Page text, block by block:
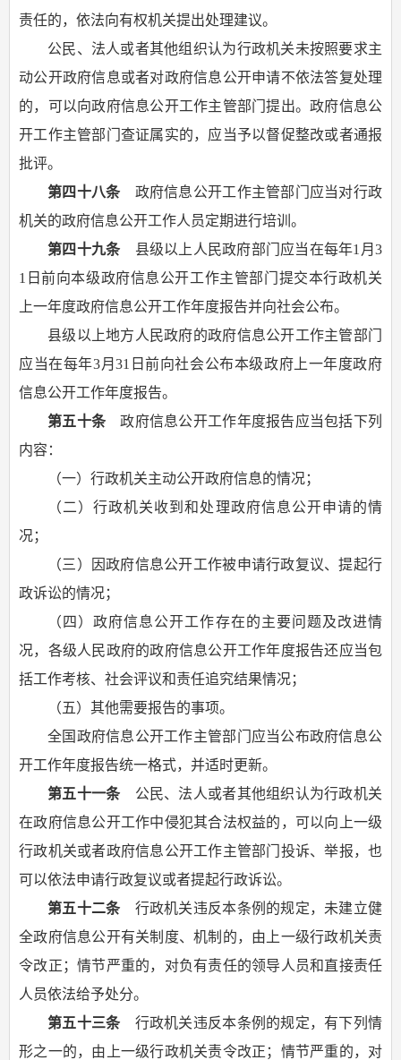
责任的，依法向有权机关提出处理建议。
公民、法人或者其他组织认为行政机关未按照要求主
动公开政府信息或者对政府信息公开申请不依法答复处理
的，可以向政府信息公开工作主管部门提出。政府信息公
开工作主管部门查证属实的，应当予以督促整改或者通报
批评。
第四十八条政府信息公开工作主管部门应当对行政
机关的政府信息公开工作人员定期进行培训。
第四十九条县级以上人民政府部门应当在每年1月3
1日前向本级政府信息公开工作主管部门提交本行政机关
上一年度政府信息公开工作年度报告并向社会公布。
县级以上地方人民政府的政府信息公开工作主管部门
应当在每年3月31日前向社会公布本级政府上一年度政府
信息公开工作年度报告。
第五十条政府信息公开工作年度报告应当包括下列
内容：
（一）行政机关主动公开政府信息的情况；
（二）行政机关收到和处理政府信息公开申请的情
况；
（三）因政府信息公开工作被申请行政复议、提起行
政诉讼的情况；
（四）政府信息公开工作存在的主要问题及改进情
况，各级人民政府的政府信息公开工作年度报告还应当包
括工作考核、社会评议和责任追究结果情况；
（五）其他需要报告的事项。
全国政府信息公开工作主管部门应当公布政府信息公
开工作年度报告统一格式，并适时更新。
第五十一条公民、法人或者其他组织认为行政机关
在政府信息公开工作中侵犯其合法权益的，可以向上一级
行政机关或者政府信息公开工作主管部门投诉、举报，也
可以依法申请行政复议或者提起行政诉讼。
第五十二条行政机关违反本条例的规定，未建立健
全政府信息公开有关制度、机制的，由上一级行政机关责
令改正；情节严重的，对负有责任的领导人员和直接责任
人员依法给予处分。
第五十三条行政机关违反本条例的规定，有下列情
形之一的，由上一级行政机关责令改正；情节严重的，对